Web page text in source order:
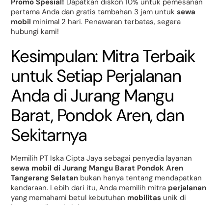
Promo Spesial! Dapatkan diskon 10% untuk pemesanan
pertama Anda dan gratis tambahan 3 jam untuksewa
mobil minimal 2 hari. Penawaran terbatas, segera
hubungi kami!
Kesimpulan: Mitra Terbaik
untuk Setiap Perjalanan
Anda di Jurang Mangu
Barat, Pondok Aren, dan
Sekitarnya
Memilih PT Iska Cipta Jaya sebagai penyedia layanan
sewa mobil di Jurang Mangu Barat Pondok Aren
Tangerang Selatan bukan hanya tentang mendapatkan
kendaraan. Lebih dari itu, Anda memilih mitra perjalanan
yang memahami betul kebutuhan mobilitas unik di